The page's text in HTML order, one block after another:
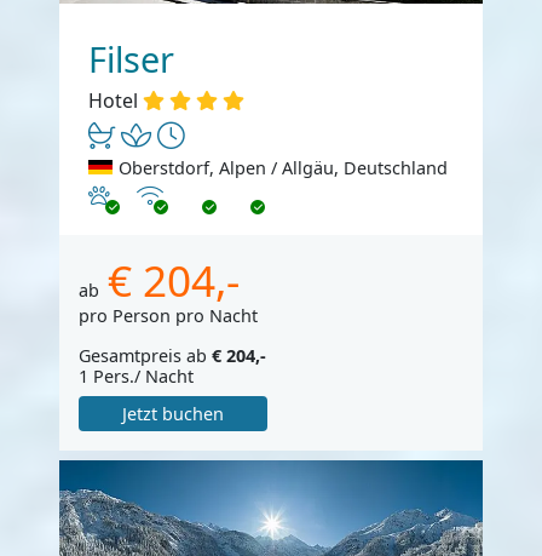
Filser
Hotel
Oberstdorf, Alpen / Allgäu, Deutschland
Haustiere erlaubt
Internet
ab € 204,-
pro Person pro Nacht
Gesamtpreis ab € 204,-
1 Pers./ Nacht
Jetzt buchen